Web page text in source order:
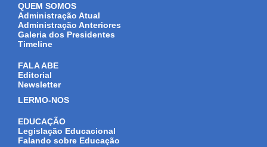
QUEM SOMOS
Administração Atual
Administração Anteriores
Galeria dos Presidentes
Timeline
FALA ABE
Editorial
Newsletter
LERMO-NOS
EDUCAÇÃO
Legislação Educacional
Falando sobre Educação